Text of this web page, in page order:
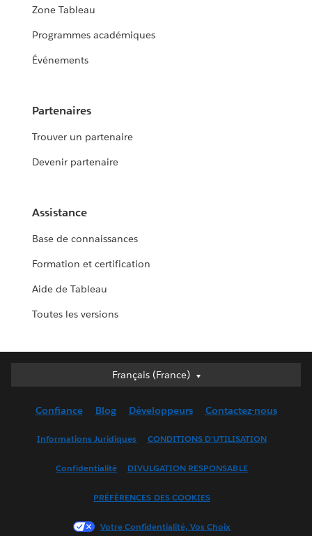
Zone Tableau
Programmes académiques
Événements
Partenaires
Trouver un partenaire
Devenir partenaire
Assistance
Base de connaissances
Formation et certification
Aide de Tableau
Toutes les versions
Français (France)
Français (France)
English (UK)
Français (Canada)
한국어
Confiance Blog Développeurs Contactez-nous
Informations Juridiques CONDITIONS D'UTILISATION
Confidentialité DIVULGATION RESPONSABLE
PRÉFÉRENCES DES COOKIES
Votre Confidentialité, Vos Choix